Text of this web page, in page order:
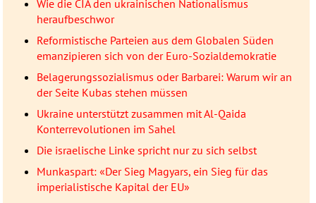
Wie die CIA den ukrainischen Nationalismus
heraufbeschwor
Reformistische Parteien aus dem Globalen Süden
emanzipieren sich von der Euro-Sozialdemokratie
Belagerungssozialismus oder Barbarei: Warum wir an
der Seite Kubas stehen müssen
Ukraine unterstützt zusammen mit Al-Qaida
Konterrevolutionen im Sahel
Die israelische Linke spricht nur zu sich selbst
Munkaspart: «Der Sieg Magyars, ein Sieg für das
imperialistische Kapital der EU»